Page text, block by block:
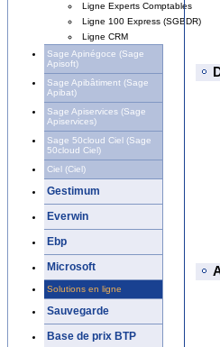
Ligne Experts Comptables
Ligne 100 Express (SGBDR)
Ligne CRM
Sage Apinégoce (Sage
Apisoft)
Sage Apibâtiment (Sage
Apibat)
Sage Apiservices (Sage
Apiservices)
Sage 50cloud Ciel (Sage
50cloud Ciel)
Ciel (Ciel)
Gestimum
Everwin
Ebp
Microsoft
Solutions en ligne
Sauvegarde
Base de prix BTP